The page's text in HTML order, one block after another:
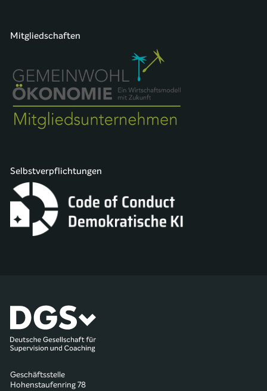
Mitgliedschaften
Selbstverpflichtungen
Geschäftsstelle
Hohenstaufenring 78